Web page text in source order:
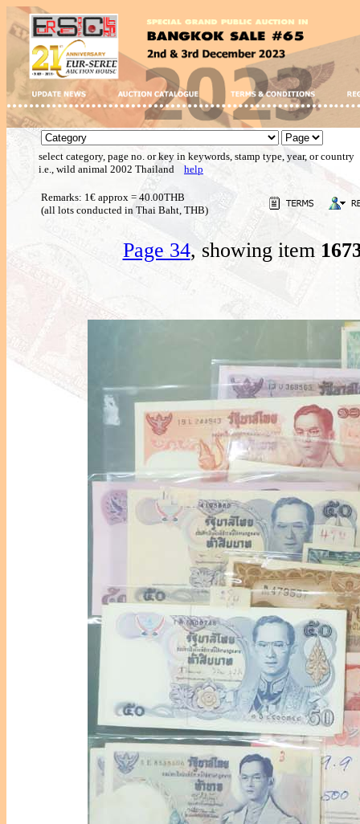
select category, page no. or key in keywords, stamp type, year, or country
i.e., wild animal 2002 Thailand help
Remarks: 1€ approx = 40.00THB
(all lots conducted in Thai Baht, THB)
Page 34, showing item